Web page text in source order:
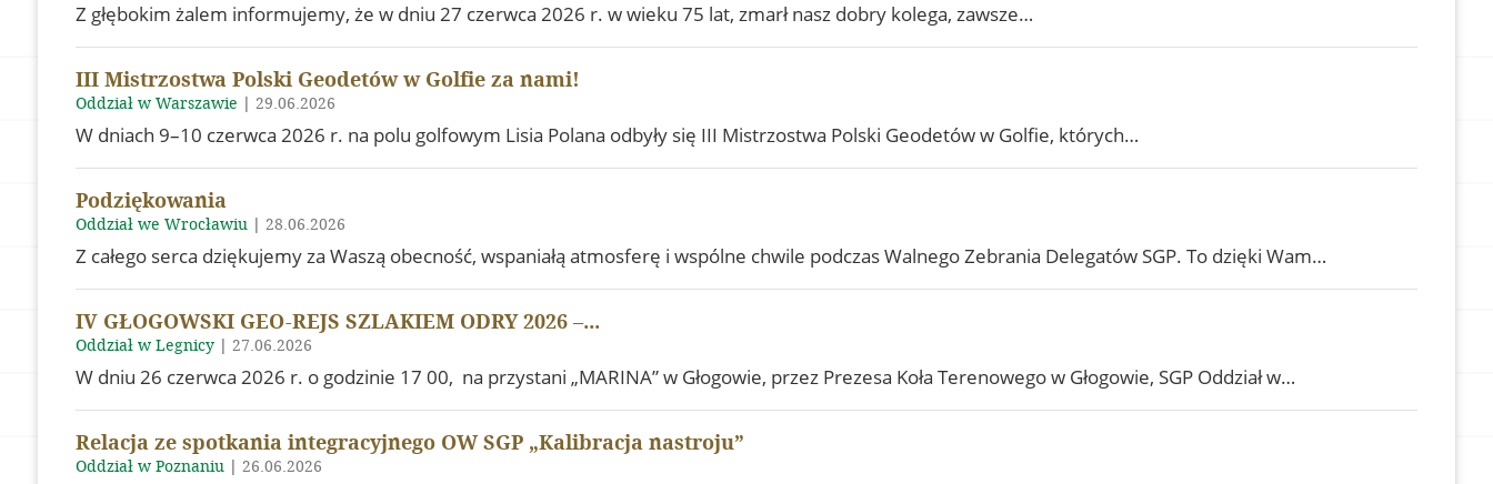
Z głębokim żalem informujemy, że w dniu 27 czerwca 2026 r. w wieku 75 lat, zmarł nasz dobry kolega, zawsze…
III Mistrzostwa Polski Geodetów w Golfie za nami!
Oddział w Warszawie | 29.06.2026
W dniach 9–10 czerwca 2026 r. na polu golfowym Lisia Polana odbyły się III Mistrzostwa Polski Geodetów w Golfie, których…
Podziękowania
Oddział we Wrocławiu | 28.06.2026
Z całego serca dziękujemy za Waszą obecność, wspaniałą atmosferę i wspólne chwile podczas Walnego Zebrania Delegatów SGP. To dzięki Wam…
IV GŁOGOWSKI GEO-REJS SZLAKIEM ODRY 2026 –...
Oddział w Legnicy | 27.06.2026
W dniu 26 czerwca 2026 r. o godzinie 17 00, na przystani „MARINA” w Głogowie, przez Prezesa Koła Terenowego w Głogowie, SGP Oddział w…
Relacja ze spotkania integracyjnego OW SGP „Kalibracja nastroju”
Oddział w Poznaniu | 26.06.2026